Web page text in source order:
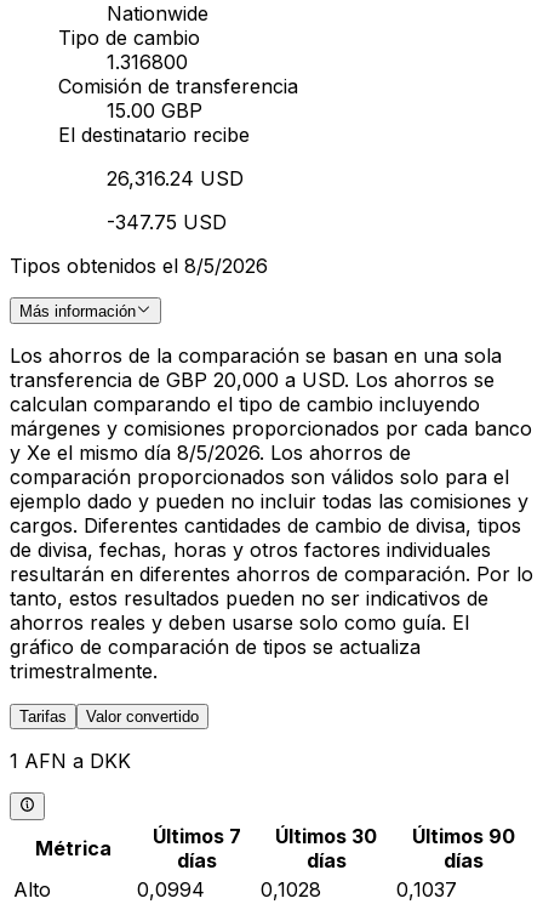
Nationwide
Tipo de cambio
1.316800
Comisión de transferencia
15.00 GBP
El destinatario recibe
26,316.24 USD
-347.75 USD
Tipos obtenidos el 8/5/2026
Más información
Los ahorros de la comparación se basan en una sola
transferencia de GBP 20,000 a USD. Los ahorros se
calculan comparando el tipo de cambio incluyendo
márgenes y comisiones proporcionados por cada banco
y Xe el mismo día 8/5/2026. Los ahorros de
comparación proporcionados son válidos solo para el
ejemplo dado y pueden no incluir todas las comisiones y
cargos. Diferentes cantidades de cambio de divisa, tipos
de divisa, fechas, horas y otros factores individuales
resultarán en diferentes ahorros de comparación. Por lo
tanto, estos resultados pueden no ser indicativos de
ahorros reales y deben usarse solo como guía. El
gráfico de comparación de tipos se actualiza
trimestralmente.
Tarifas Valor convertido
1 AFN a DKK
Métrica
Últimos 7
días
Últimos 30
días
Últimos 90
días
Alto
0,0994 0,1028
0,1037